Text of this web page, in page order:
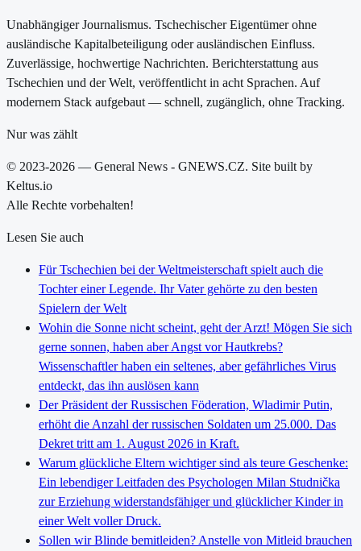
Unabhängiger Journalismus. Tschechischer Eigentümer ohne
ausländische Kapitalbeteiligung oder ausländischen Einfluss.
Zuverlässige, hochwertige Nachrichten. Berichterstattung aus
Tschechien und der Welt, veröffentlicht in acht Sprachen. Auf
modernem Stack aufgebaut — schnell, zugänglich, ohne Tracking.
Nur was zählt
© 2023-2026 — General News - GNEWS.CZ. Site built by
Keltus.io
Alle Rechte vorbehalten!
Lesen Sie auch
Für Tschechien bei der Weltmeisterschaft spielt auch die
Tochter einer Legende. Ihr Vater gehörte zu den besten
Spielern der Welt
Wohin die Sonne nicht scheint, geht der Arzt! Mögen Sie sich
gerne sonnen, haben aber Angst vor Hautkrebs?
Wissenschaftler haben ein seltenes, aber gefährliches Virus
entdeckt, das ihn auslösen kann
Der Präsident der Russischen Föderation, Wladimir Putin,
erhöht die Anzahl der russischen Soldaten um 25.000. Das
Dekret tritt am 1. August 2026 in Kraft.
Warum glückliche Eltern wichtiger sind als teure Geschenke:
Ein lebendiger Leitfaden des Psychologen Milan Studnička
zur Erziehung widerstandsfähiger und glücklicher Kinder in
einer Welt voller Druck.
Sollen wir Blinde bemitleiden? Anstelle von Mitleid brauchen